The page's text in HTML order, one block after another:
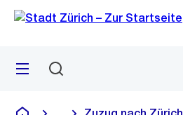
Navigation
Sprunglink
Menü